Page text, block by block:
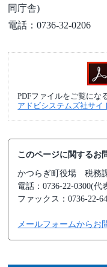
同庁舎)
電話：0736-32-0206
PDFファイルをご覧にな
アドビシステムズ社サイ
このページに関するお
かつらぎ町役場税務
電話：0736-22-0300(代
ファックス：0736-22-
メールフォームからお